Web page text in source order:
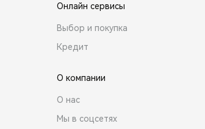
Онлайн сервисы
Выбор и покупка
Кредит
О компании
О нас
Мы в соцсетях